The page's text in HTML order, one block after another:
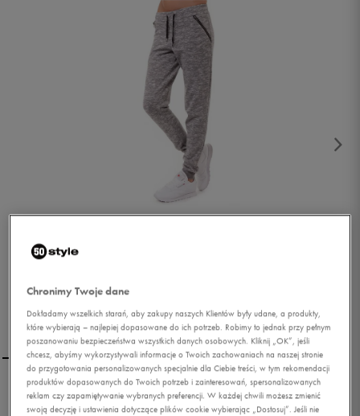
UMBRO SPODNIE CORAL
Chronimy Twoje dane
Dokładamy wszelkich starań, aby zakupy naszych Klientów były udane, a produkty,
które wybierają – najlepiej dopasowane do ich potrzeb. Robimy to jednak przy pełnym
poszanowaniu bezpieczeństwa wszystkich danych osobowych. Kliknij „OK”, jeśli
chcesz, abyśmy wykorzystywali informacje o Twoich zachowaniach na naszej stronie
do przygotowania personalizowanych specjalnie dla Ciebie treści, w tym rekomendacji
produktów dopasowanych do Twoich potrzeb i zainteresowań, spersonalizowanych
reklam czy zapamiętywanie wybranych preferencji. W każdej chwili możesz zmienić
swoją decyzję i ustawienia dotyczące plików cookie wybierając „Dostosuj”. Jeśli nie